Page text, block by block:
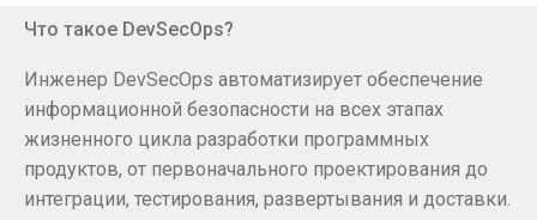
Что такое DevSecOps?
Инженер DevSecOps автоматизирует обеспечение
информационной безопасности на всех этапах
жизненного цикла разработки программных
продуктов, от первоначального проектирования до
интеграции, тестирования, развертывания и доставки.